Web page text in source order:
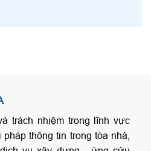
trách nhiệm trong lĩnh vực
thông tin trong tòa nhà,